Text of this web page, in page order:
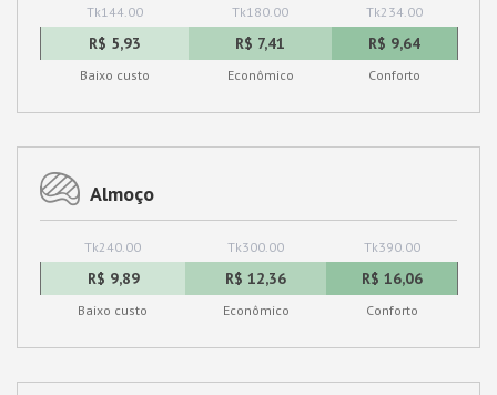
Tk144.00 Tk180.00 Tk234.00
R$ 5,93 R$ 7,41 R$ 9,64
Baixo custo Econômico Conforto
Almoço
Tk240.00 Tk300.00 Tk390.00
R$ 9,89 R$ 12,36 R$ 16,06
Baixo custo Econômico Conforto